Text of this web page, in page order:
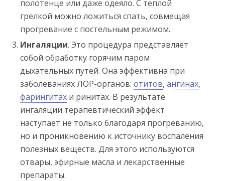
полотенце или даже одеяло. С теплой
грелкой можно ложиться спать, совмещая
прогревание с постельным режимом.
Ингаляции. Это процедура представляет
собой обработку горячим паром
дыхательных путей. Она эффективна при
заболеваниях ЛОР-органов:отитов,ангинах,
фарингитах и ринитах. В результате
ингаляции терапевтический эффект
наступает не только благодаря прогреванию,
но и проникновению к источнику воспаления
полезных веществ. Для этого используются
отвары, эфирные масла и лекарственные
препараты.